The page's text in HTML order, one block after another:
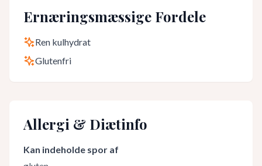
Ernæringsmæssige Fordele
Ren kulhydrat
Glutenfri
Allergi & Diætinfo
Kan indeholde spor af